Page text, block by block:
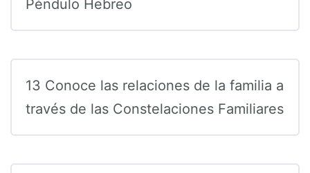
Péndulo Hebreo
13 Conoce las relaciones de la familia a
través de las Constelaciones Familiares